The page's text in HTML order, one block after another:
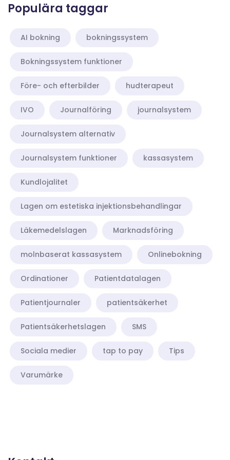
Populära taggar
AI bokning bokningssystem
Bokningssystem funktioner
Före- och efterbilder hudterapeut
IVO Journalföring journalsystem
Journalsystem alternativ
Journalsystem funktioner kassasystem
Kundlojalitet
Lagen om estetiska injektionsbehandlingar
Läkemedelslagen Marknadsföring
molnbaserat kassasystem Onlinebokning
Ordinationer Patientdatalagen
Patientjournaler patientsäkerhet
Patientsäkerhetslagen SMS
Sociala medier tap to pay Tips
Varumärke